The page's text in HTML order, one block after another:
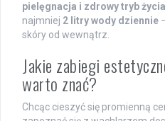
pielęgnacja i zdrowy tryb
najmniej 2 litry wody dziennie
skóry od wewnątrz.
Jakie zabiegi
warto znać?
Chcąc cieszyć się promienną